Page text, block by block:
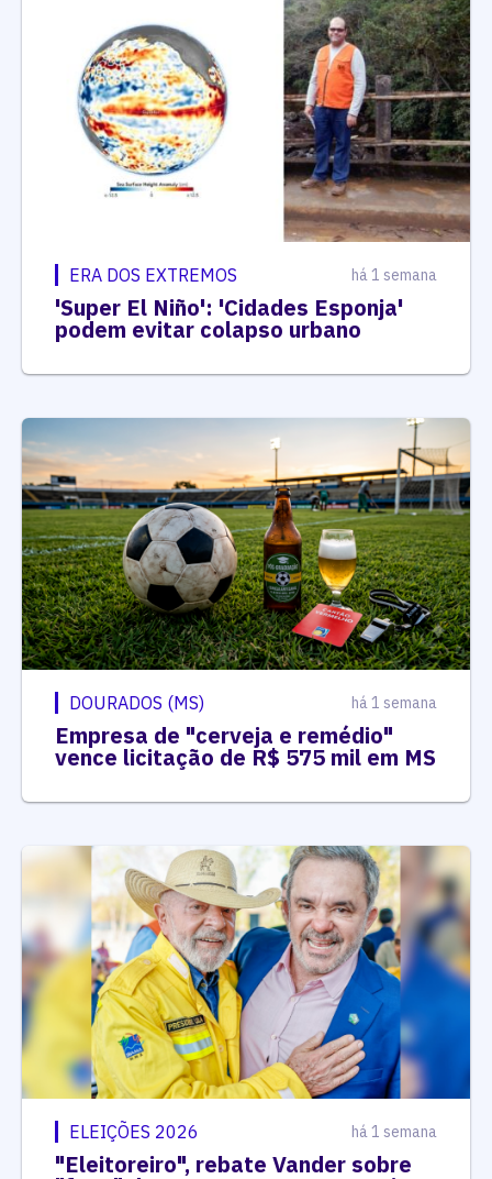
ERA DOS EXTREMOS há 1 semana
'Super El Niño': 'Cidades Esponja'
podem evitar colapso urbano
DOURADOS (MS) há 1 semana
Empresa de "cerveja e remédio"
vence licitação de R$ 575 mil em MS
ELEIÇÕES 2026 há 1 semana
"Eleitoreiro", rebate Vander sobre